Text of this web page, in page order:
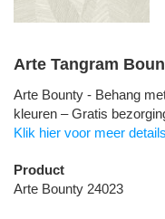
Arte Tangram
Arte Bounty - Behang
kleuren – Gratis
Klik hier voor meer
Product
Arte Bounty 24023